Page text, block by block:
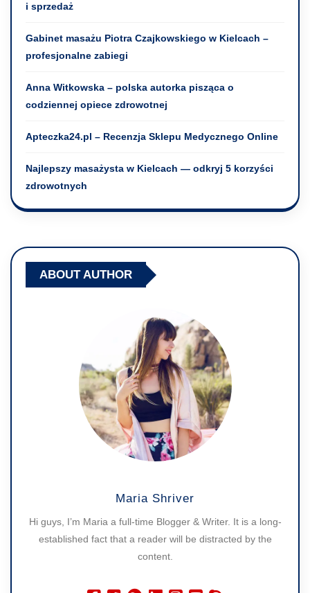
i sprzedaż
Gabinet masażu Piotra Czajkowskiego w Kielcach –
profesjonalne zabiegi
Anna Witkowska – polska autorka pisząca o
codziennej opiece zdrowotnej
Apteczka24.pl – Recenzja Sklepu Medycznego Online
Najlepszy masażysta w Kielcach — odkryj 5 korzyści
zdrowotnych
ABOUT AUTHOR
Maria Shriver
Hi guys, I’m Maria a full-time Blogger & Writer. It is a long-
established fact that a reader will be distracted by the
content.